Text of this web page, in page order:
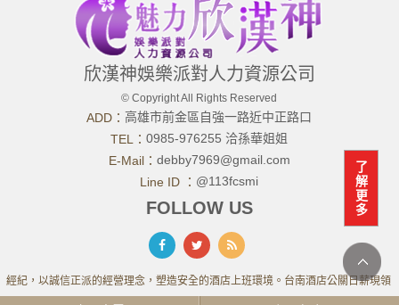
了
解
更
多
欣漢神娛樂派對人力資源公司
© Copyright All Rights Reserved
ADD： 高雄市前金區自強一路近中正路口
TEL：0985-976255 洽孫華姐姐
E-Mail： debby7969@gmail.com
Line ID ： @113fcsmi
FOLLOW US
紀，以誠信正派的經營理念，塑造安全的酒店上班環境。台南酒店公關日薪現領